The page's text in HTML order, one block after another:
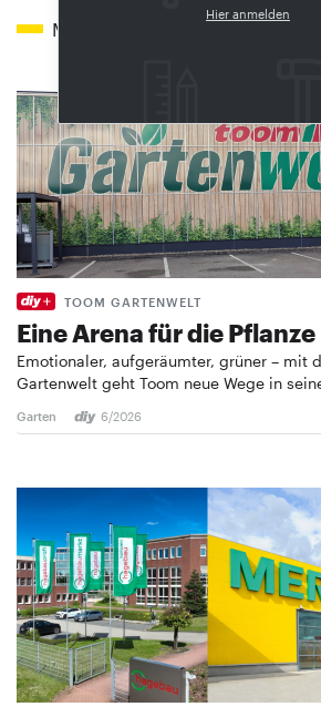
Hier anmelden
Mehr zum Thema
TOOM GARTENWELT
Eine Arena für die Pflanze
Emotionaler, aufgeräumter, grüner – mit
Gartenwelt geht Toom neue Wege in
Garten 6/2026